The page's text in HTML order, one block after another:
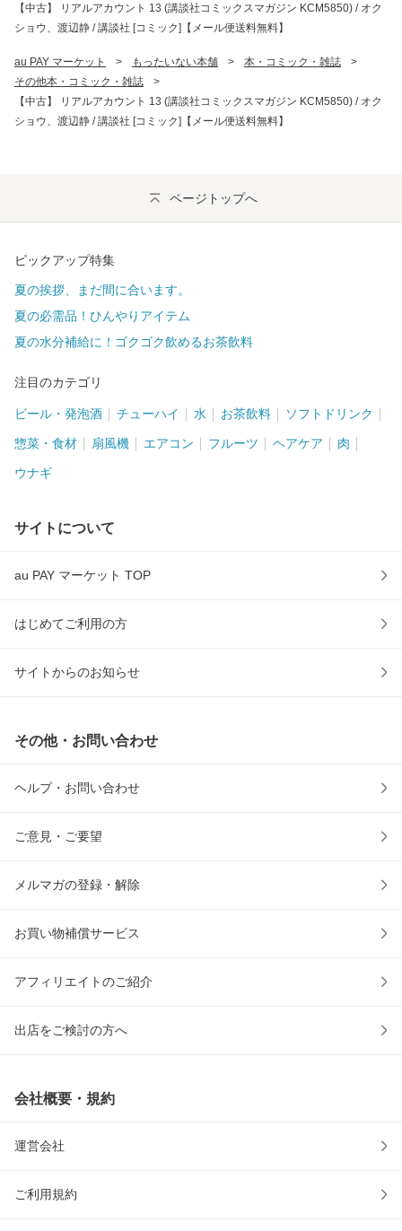
【中古】 リアルアカウント 13 (講談社コミックスマガジン KCM5850) / オク
ショウ、渡辺静 / 講談社 [コミック]【メール便送料無料】
au PAY マーケット > もったいない本舗 > 本・コミック・雑誌
>
その他本・コミック・雑誌
>
【中古】 リアルアカウント 13 (講談社コミックスマガジン KCM5850) / オク
ショウ、渡辺静 / 講談社 [コミック]【メール便送料無料】
ページトップへ
ピックアップ特集
夏の挨拶、まだ間に合います。
夏の必需品！ひんやりアイテム
夏の水分補給に！ゴクゴク飲めるお茶飲料
注目のカテゴリ
ビール・発泡酒 チューハイ 水 お茶飲料 ソフトドリンク
惣菜・食材 扇風機 エアコン フルーツ ヘアケア 肉
ウナギ
サイトについて
au PAY マーケット TOP
はじめてご利用の方
サイトからのお知らせ
その他・お問い合わせ
ヘルプ・お問い合わせ
ご意見・ご要望
メルマガの登録・解除
お買い物補償サービス
アフィリエイトのご紹介
出店をご検討の方へ
会社概要・規約
運営会社
ご利用規約